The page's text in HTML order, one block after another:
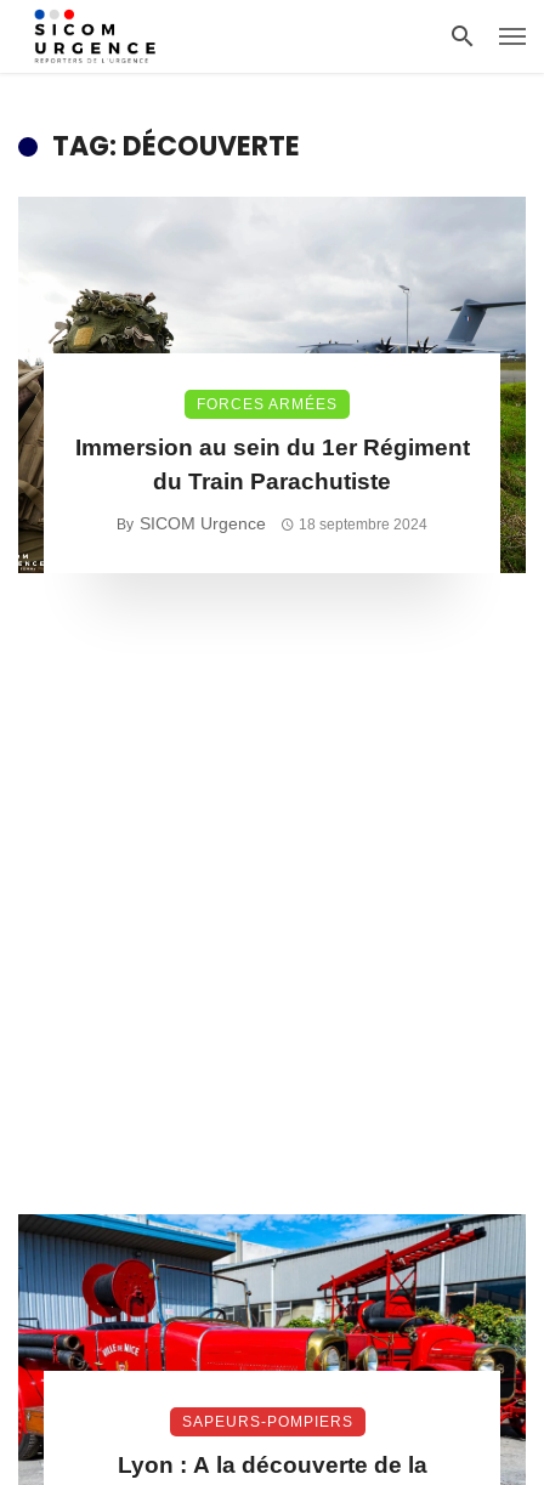
TAG: DÉCOUVERTE
FORCES ARMÉES
Immersion au sein du 1er Régiment
du Train Parachutiste
By SICOM Urgence 18 septembre 2024
SAPEURS-POMPIERS
Lyon : A la découverte de la